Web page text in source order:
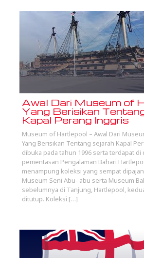
Awal Dari Museum of
Yang Berisikan
Kapal Perang Inggris
Museum of Hartlepool – Awal Dari
Yang Berisikan Tentang sejarah Kapal
dibuka pada tahun 1996 serta terdapat di
pementasan Pengalaman Bahari
menampung koleksi yang sempat
Museum Seni Abu- abu serta Museum
sebelumnya di Tanjung, Hartlepool,
ditutup. Koleksi […]